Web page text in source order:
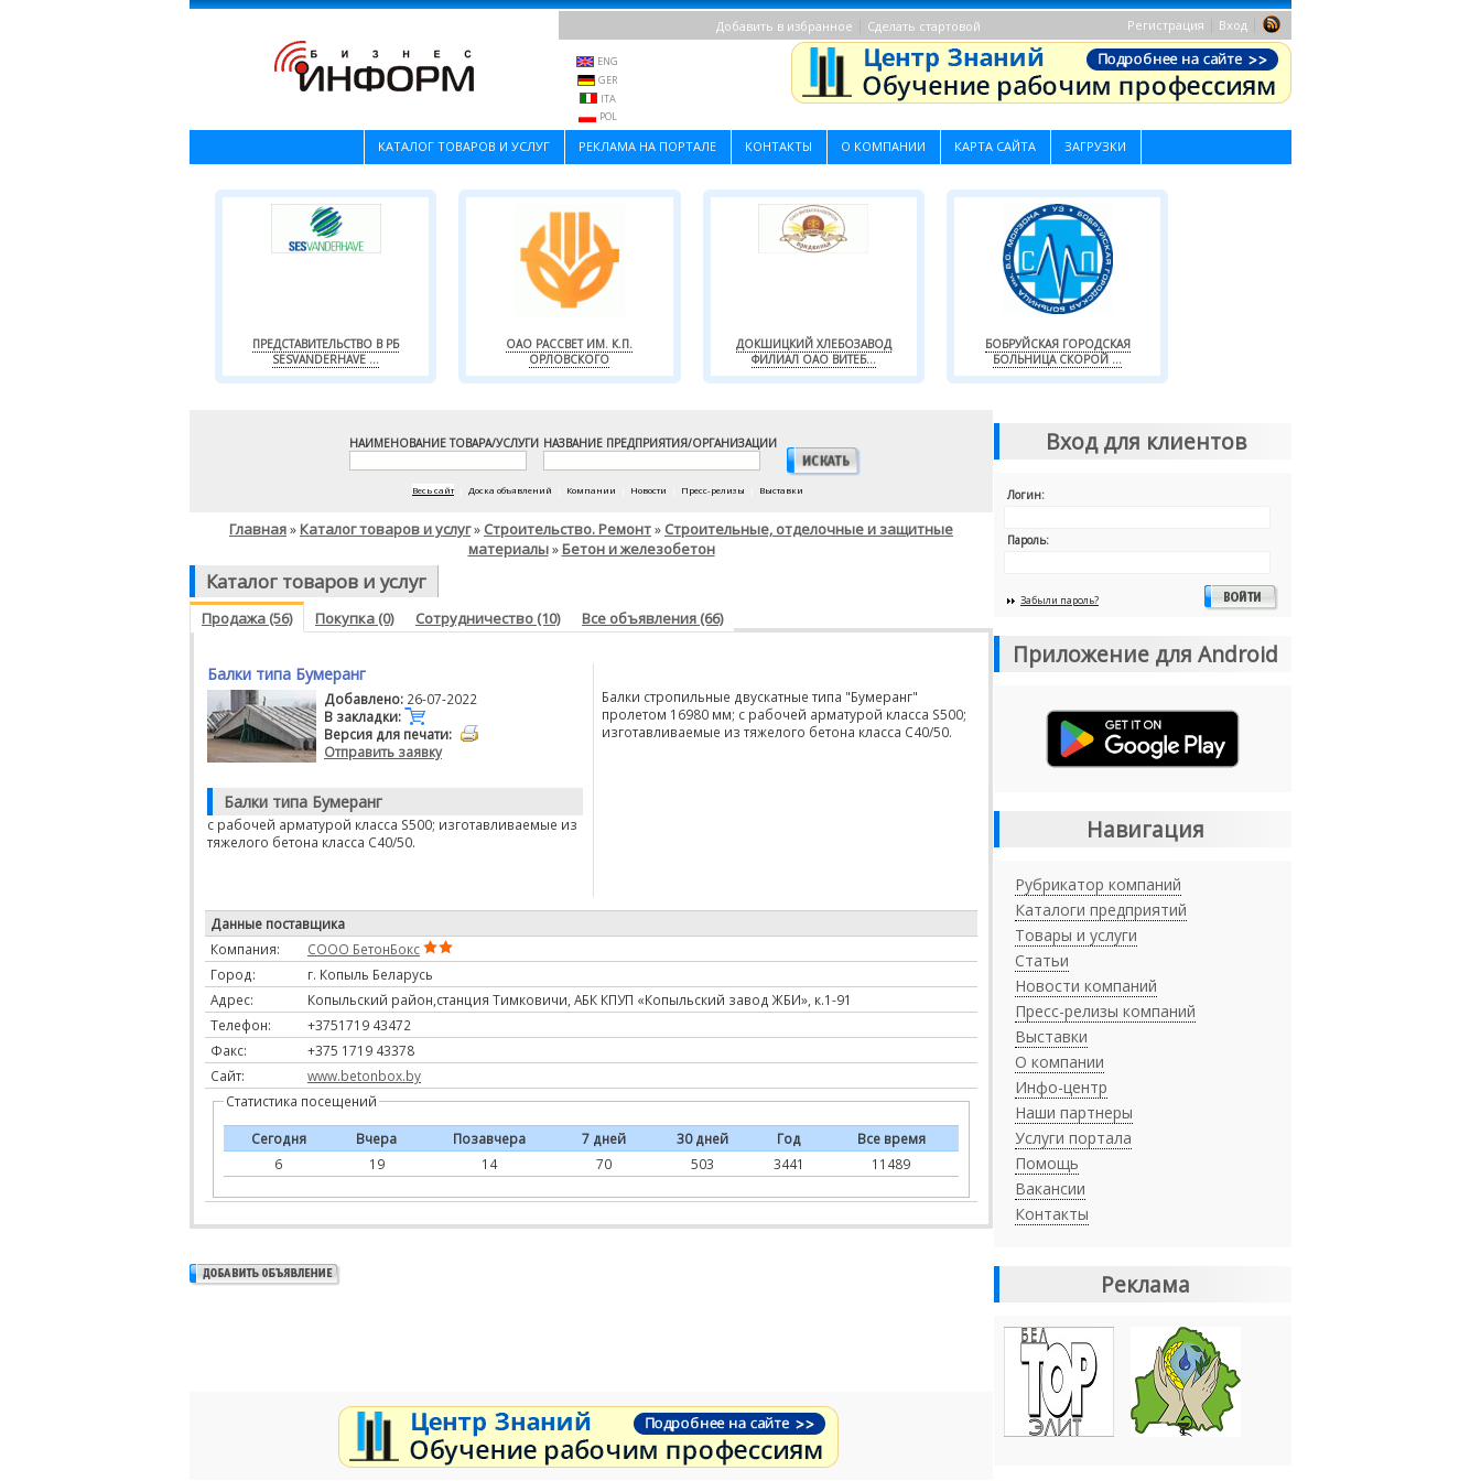
Регистрация Вход
Добавить в избранное Сделать стартовой
ENG
GER
ITA
POL
КАТАЛОГ ТОВАРОВ И УСЛУГ РЕКЛАМА НА ПОРТАЛЕ КОНТАКТЫ О КОМПАНИИ КАРТА САЙТА ЗАГРУЗКИ
ПРЕДСТАВИТЕЛЬСТВО В РБ
SESVANDERHAVE ...
ОАО РАССВЕТ ИМ. К.П.
ОРЛОВСКОГО
ДОКШИЦКИЙ ХЛЕБОЗАВОД
ФИЛИАЛ ОАО ВИТЕБ...
БОБРУЙСКАЯ ГОРОДСКАЯ
БОЛЬНИЦА СКОРОЙ ...
НАИМЕНОВАНИЕ ТОВАРА/УСЛУГИ НАЗВАНИЕ ПРЕДПРИЯТИЯ/ОРГАНИЗАЦИИ
Весь сайт Доска объявлений Компании Новости Пресс-релизы Выставки
Главная» Каталог товаров и услуг» Строительство. Ремонт» Строительные, отделочные и защитные
материалы» Бетон и железобетон
Каталог товаров и услуг
Продажа (56) Покупка (0) Сотрудничество (10) Все объявления (66)
Балки типа Бумеранг
Добавлено: 26-07-2022
В закладки:
Версия для печати:
Отправить заявку
Балки типа Бумеранг
с рабочей арматурой класса S500; изготавливаемые из
тяжелого бетона класса C40/50.
Балки стропильные двускатные типа "Бумеранг"
пролетом 16980 мм; с рабочей арматурой класса S500;
изготавливаемые из тяжелого бетона класса C40/50.
Данные поставщика
Компания:
СООО БетонБокс
Город:
г. Копыль Беларусь
Адрес:
Копыльский район,станция Тимковичи, АБК КПУП «Копыльский завод ЖБИ», к.1-91
Телефон:
+3751719 43472
Факс:
+375 1719 43378
Сайт:
www.betonbox.by
Статистика посещений
Сегодня Вчера Позавчера 7 дней 30 дней Год
Все время
6
19 14 70 503 3441 11489
Вход для клиентов
Логин:
Пароль:
Забыли пароль?
Приложение для Android
Навигация
Рубрикатор компаний
Каталоги предприятий
Товары и услуги
Статьи
Новости компаний
Пресс-релизы компаний
Выставки
О компании
Инфо-центр
Наши партнеры
Услуги портала
Помощь
Вакансии
Контакты
Реклама